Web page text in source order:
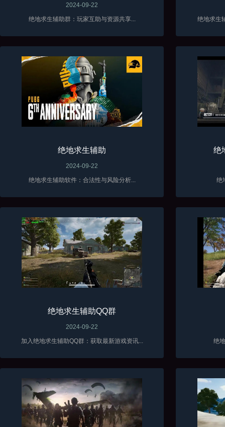
2024-09-22
绝地求生辅助群：玩家互助与资源共享...
绝地求生
绝地求生辅助
2024-09-22
绝地求生辅助软件：合法性与风险分析...
绝
绝
绝地求生辅助QQ群
2024-09-22
加入绝地求生辅助QQ群：获取最新游戏资讯...
绝